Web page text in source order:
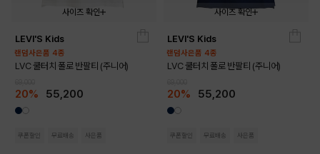
사이즈 확인
140
LEVI'S Kids
랜덤사은품 4종
LVC 쿨터치 폴로 반팔티 (주니어)
20% 55,200
쿠폰할인 무료배송 사은품
사이즈 확인
140
LEVI'S Kids
랜덤사은품 4종
LVC 쿨터치 폴로 반팔티 (주니어)
20% 55,200
쿠폰할인 무료배송 사은품